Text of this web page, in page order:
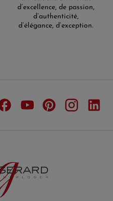
d’excellence, de passion,
d’authenticité,
d’élégance, d’exception.